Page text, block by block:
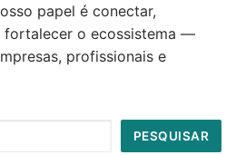
papel é conectar,
fortalecer o ecossistema —
profissionais e
PESQUISAR